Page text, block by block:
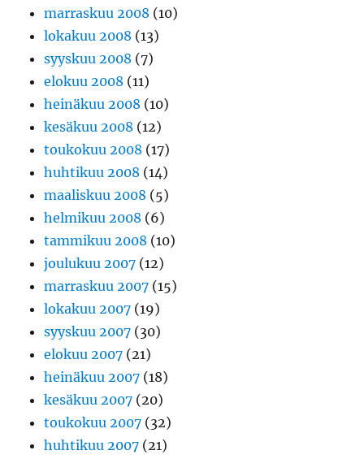
marraskuu 2008 (10)
lokakuu 2008 (13)
syyskuu 2008 (7)
elokuu 2008 (11)
heinäkuu 2008 (10)
kesäkuu 2008 (12)
toukokuu 2008 (17)
huhtikuu 2008 (14)
maaliskuu 2008 (5)
helmikuu 2008 (6)
tammikuu 2008 (10)
joulukuu 2007 (12)
marraskuu 2007 (15)
lokakuu 2007 (19)
syyskuu 2007 (30)
elokuu 2007 (21)
heinäkuu 2007 (18)
kesäkuu 2007 (20)
toukokuu 2007 (32)
huhtikuu 2007 (21)